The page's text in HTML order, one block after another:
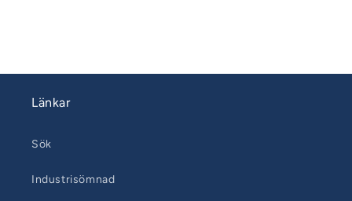
Länkar
Sök
Industrisömnad